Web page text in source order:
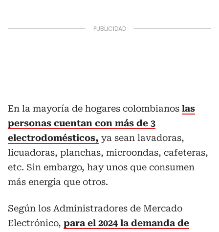
En la mayoría de hogares colombianos las
personas cuentan con más de 3
electrodomésticos, ya sean lavadoras,
licuadoras, planchas, microondas, cafeteras,
etc. Sin embargo, hay unos que consumen
más energía que otros.
Según los Administradores de Mercado
Electrónico, para el 2024 la demanda de